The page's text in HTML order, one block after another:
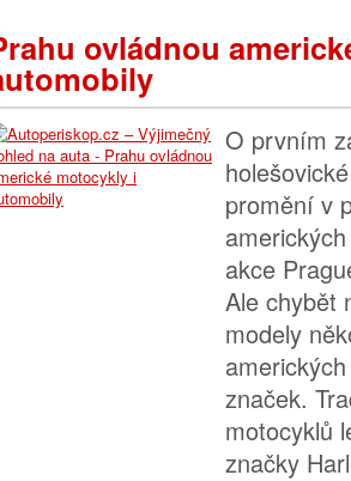
ovládnou
O prvním
promění v
akce
Ale chybět
modely
značek.
motocyklů
značky